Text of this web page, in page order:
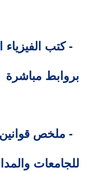
بروابط مباشرة
للجامعات